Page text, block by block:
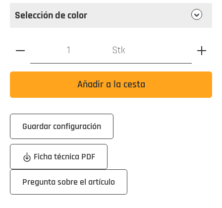
Selección de color
Cantidad de productos: Introduzca el valor deseado o
Stk
Añadir a la cesta
Guardar configuración
Ficha técnica PDF
Pregunta sobre el artículo